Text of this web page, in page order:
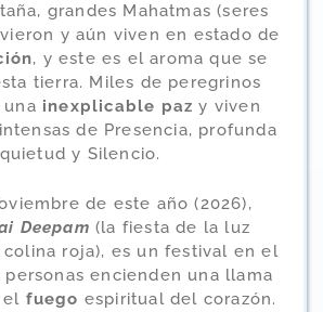
grandes Mahatmas (seres
y aún viven en estado de
, y este es el aroma que se
tierra. Miles de peregrinos
inexplicable paz y viven
de Presencia, profunda
quietud y Silencio.
de este año (2026),
Deepam (la fiesta de la luz
colina roja), es un festival en el
encienden una llama
el fuego espiritual del corazón.